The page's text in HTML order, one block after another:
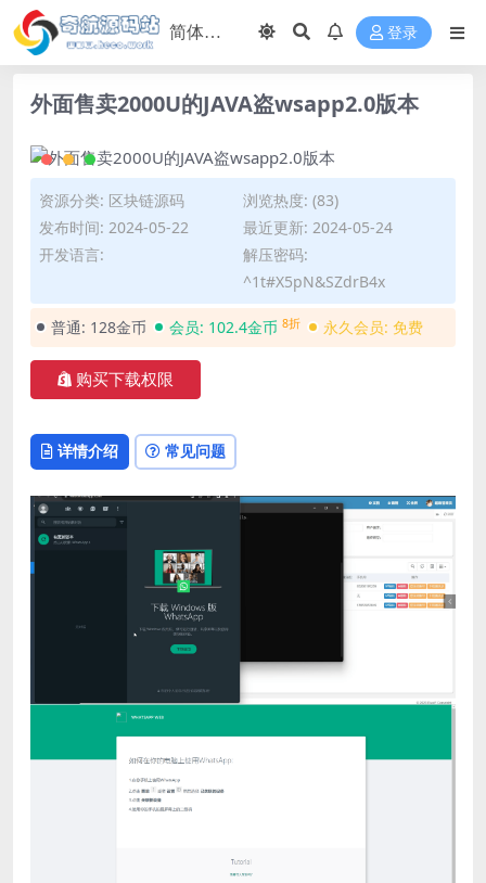
登录
外面售卖2000U的JAVA盗wsapp2.0版本
资源分类: 区块链源码
浏览热度: (83)
发布时间: 2024-05-22
最近更新: 2024-05-24
开发语言:
解压密码:
^1t#X5pN&SZdrB4x
普通: 128金币 会员: 102.4金币 8折 永久会员: 免费
购买下载权限
详情介绍 常见问题